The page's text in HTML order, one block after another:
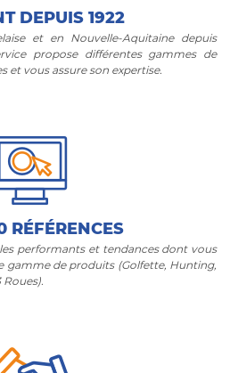
DEPUIS 1922
et en Nouvelle-Aquitaine depuis
propose différentes gammes de
et vous assure son expertise.
RÉFÉRENCES
performants et tendances dont vous
gamme de produits (Golfette, Hunting,